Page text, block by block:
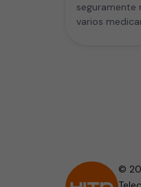
seguramente
varios
©